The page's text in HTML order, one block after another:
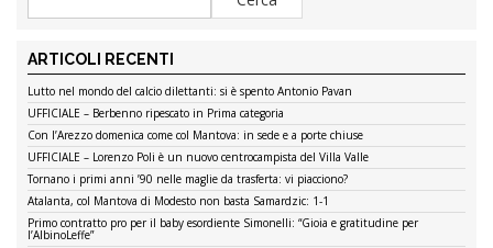
ARTICOLI RECENTI
Lutto nel mondo del calcio dilettanti: si è spento Antonio Pavan
UFFICIALE – Berbenno ripescato in Prima categoria
Con l’Arezzo domenica come col Mantova: in sede e a porte chiuse
UFFICIALE – Lorenzo Poli è un nuovo centrocampista del Villa Valle
Tornano i primi anni ’90 nelle maglie da trasferta: vi piacciono?
Atalanta, col Mantova di Modesto non basta Samardzic: 1-1
Primo contratto pro per il baby esordiente Simonelli: “Gioia e gratitudine per
l’AlbinoLeffe”